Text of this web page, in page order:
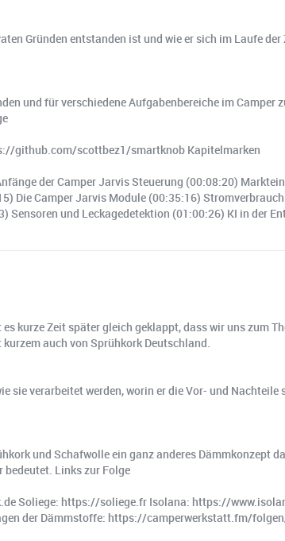
Gründen entstanden ist und wie er sich im Laufe
und für verschiedene Aufgabenbereiche im
github.com/scottbez1/smartknob Kapitelmarken
der Camper Jarvis Steuerung (00:08:20)
Die Camper Jarvis Module (00:35:16)
und Leckagedetektion (01:00:26) KI in der
kurze Zeit später gleich geklappt, dass wir uns
auch von Sprühkork Deutschland.
sie verarbeitet werden, worin er die Vor- und
und Schafwolle ein ganz anderes
Links zur Folge
Soliege: https://soliege.fr Isolana: https://
der Dämmstoffe: https://camperwerkstatt.fm/